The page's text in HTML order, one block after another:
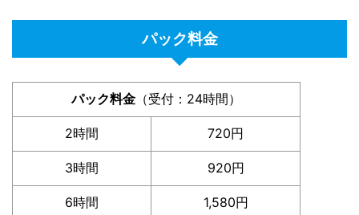
パック料金
パック料金 （受付：24時間）
2時間 720円
3時間 920円
6時間 1,580円